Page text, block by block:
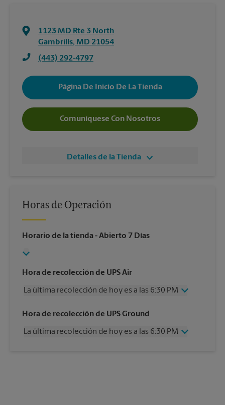
1123 MD Rte 3 North
Gambrills, MD 21054
(443) 292-4797
Página De Inicio De La Tienda
Comuníquese Con Nosotros
Detalles de la Tienda
Horas de Operación
Horario de la tienda - Abierto 7 Días
Hora de recolección de UPS Air
La última recolección de hoy es a las 6:30 PM
Miércoles
6:30 PM
Viernes
6:30 PM
Hora de recolección de UPS Ground
La última recolección de hoy es a las 6:30 PM